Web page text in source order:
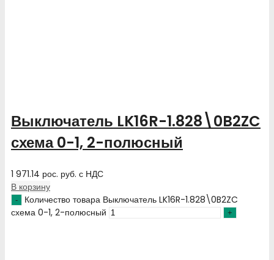
Выключатель LK16R-1.828\0B2ZC
схема 0-1, 2-полюсный
1 971.14 рос. руб. с НДС
В корзину
Количество товара Выключатель LK16R-1.828\0B2ZC
схема 0-1, 2-полюсный